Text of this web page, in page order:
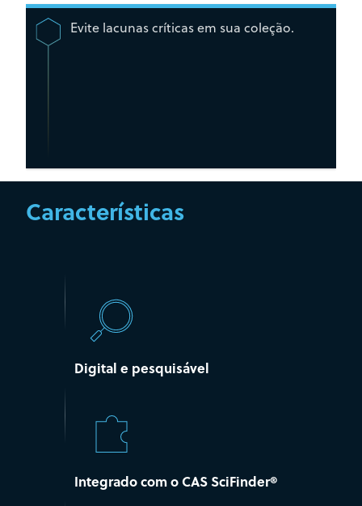
Evite lacunas críticas em sua coleção.
Características
Digital e pesquisável
Integrado com o CAS SciFinder®